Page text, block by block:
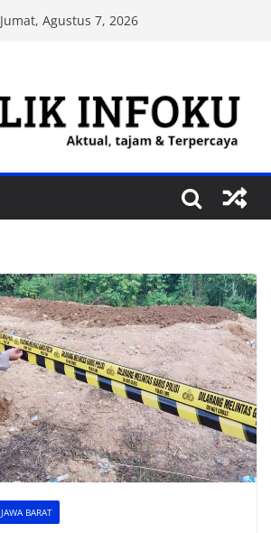
Jumat, Agustus 7, 2026
JAWA BARAT